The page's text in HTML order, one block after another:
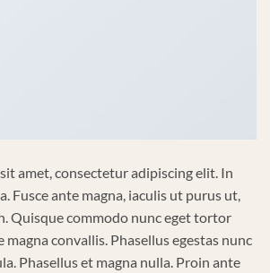
amet, consectetur adipiscing elit. In
Fusce ante magna, iaculis ut purus ut,
Quisque commodo nunc eget tortor
convallis. Phasellus egestas nunc
Phasellus et magna nulla. Proin ante